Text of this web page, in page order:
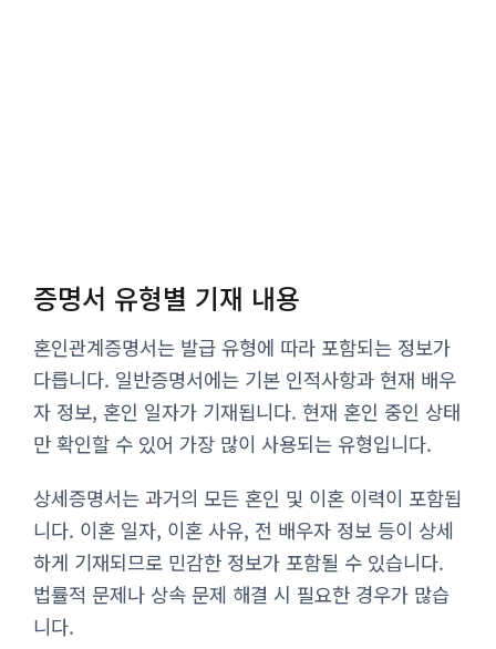
증명서 유형별 기재 내용
혼인관계증명서는 발급 유형에 따라 포함되는 정보가
다릅니다. 일반증명서에는 기본 인적사항과 현재 배우
자 정보, 혼인 일자가 기재됩니다. 현재 혼인 중인 상태
만 확인할 수 있어 가장 많이 사용되는 유형입니다.
상세증명서는 과거의 모든 혼인 및 이혼 이력이 포함됩
니다. 이혼 일자, 이혼 사유, 전 배우자 정보 등이 상세
하게 기재되므로 민감한 정보가 포함될 수 있습니다.
법률적 문제나 상속 문제 해결 시 필요한 경우가 많습
니다.